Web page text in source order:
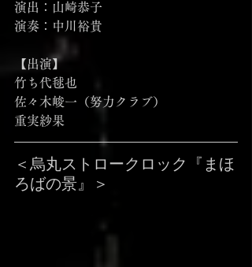
演出：山崎恭子
演奏：中川裕貴
【出演】
竹ち代毬也
佐々木峻一（努力クラブ）
重実紗果
＜烏丸ストロークロック『まほ
ろばの景』＞